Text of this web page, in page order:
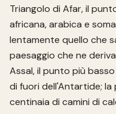
Triangolo di Afar, il
africana, arabica e
lentamente quello che
paesaggio che ne deriva
Assal, il punto più basso
di fuori dell'Antartide; la
centinaia di camini di